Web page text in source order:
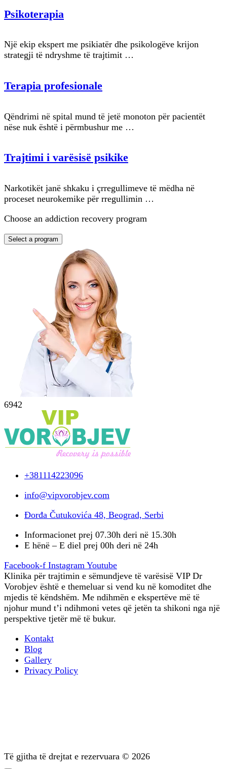
Psikoterapia
Një ekip ekspert me psikiatër dhe psikologëve krijon
strategji të ndryshme të trajtimit …
Terapia profesionale
Qëndrimi në spital mund të jetë monoton për pacientët
nëse nuk është i përmbushur me …
Trajtimi i varësisë psikike
Narkotikët janë shkaku i çrregullimeve të mëdha në
proceset neurokemike për rregullimin …
Choose an addiction recovery program
Select a program
6942
+381114223096
info@vipvorobjev.com
Đorđa Čutukovića 48, Beograd, Serbi
Informacionet prej 07.30h deri në 15.30h
E hënë – E diel prej 00h deri në 24h
Facebook-f Instagram Youtube
Klinika për trajtimin e sëmundjeve të varësisë VIP Dr
Vorobjev është e themeluar si vend ku në komoditet dhe
mjedis të këndshëm. Me ndihmën e ekspertëve më të
njohur mund t’i ndihmoni vetes që jetën ta shikoni nga një
perspektive tjetër më të bukur.
Kontakt
Blog
Gallery
Privacy Policy
Të gjitha të drejtat e rezervuara © 2026